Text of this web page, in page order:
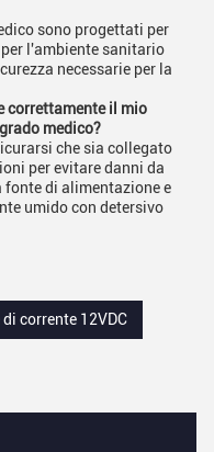
sono progettati per
l'ambiente sanitario
necessarie per la
correttamente il mio
medico?
che sia collegato
per evitare danni da
di alimentazione e
umido con detersivo
corrente 12VDC